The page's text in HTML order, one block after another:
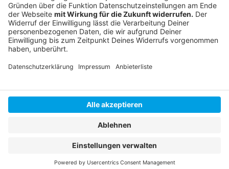
Management Platform
Anzeige